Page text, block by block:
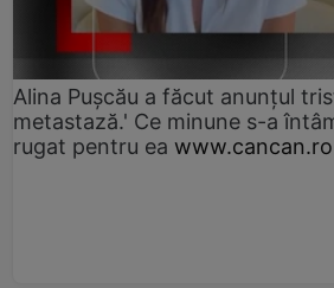
Alina Pușcău a făcut anunțul
metastază.' Ce minune s-a
rugat pentru ea www.cancan.ro